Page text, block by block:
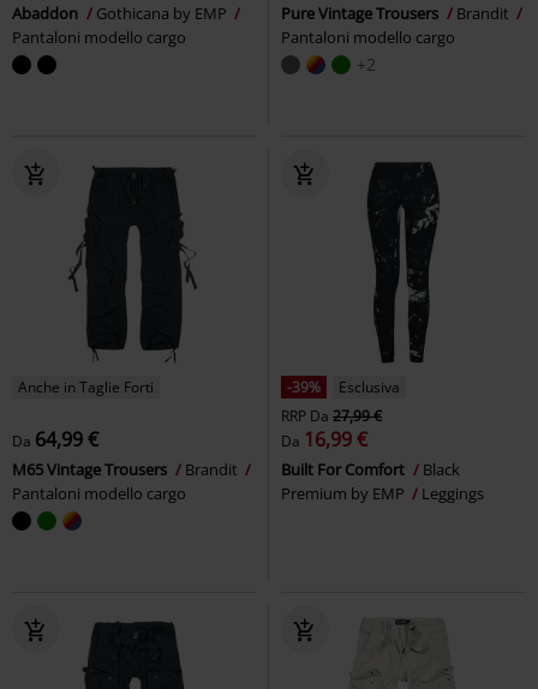
Abaddon
Gothicana by EMP
Pantaloni modello cargo
Pure Vintage Trousers
Brandit
Pantaloni modello cargo
+2
Anche in Taglie Forti
Da 64,99 €
M65 Vintage Trousers
Brandit
Pantaloni modello cargo
-39%
Esclusiva
RRP Da 27,99 €
Da 16,99 €
Built For Comfort
Black
Premium by EMP
Leggings